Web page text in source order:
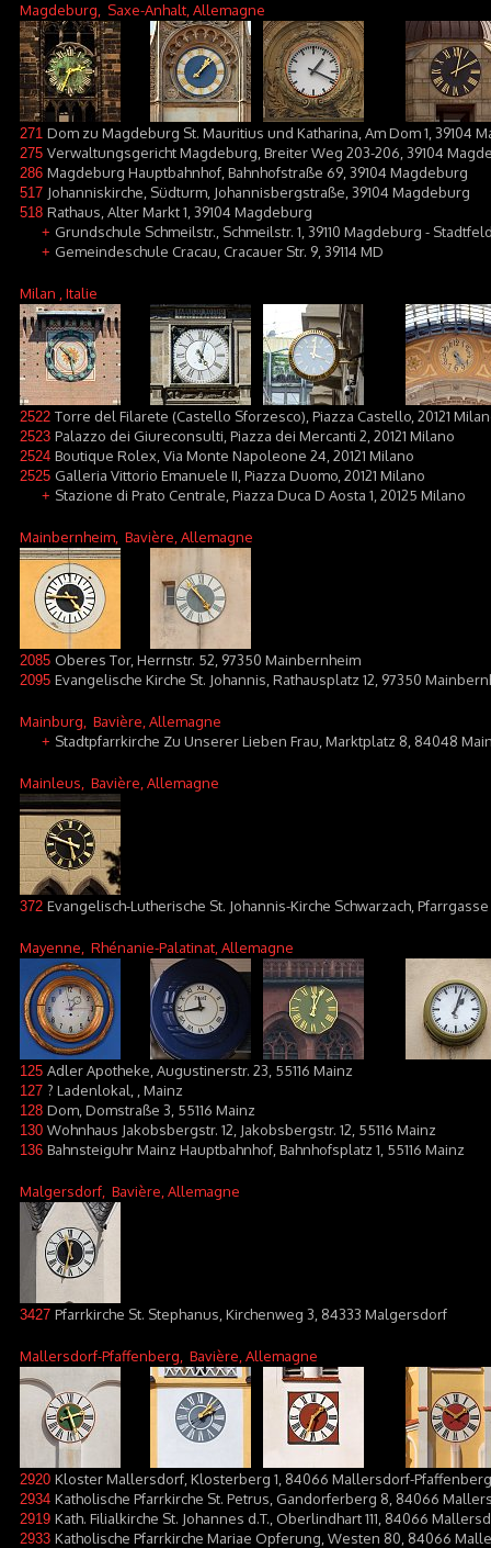
Magdeburg , Saxe-Anhalt, Allemagne
271 Dom zu Magdeburg St. Mauritius und Katharina, Am Dom 1, 39104
275 Verwaltungsgericht Magdeburg, Breiter Weg 203-206, 39104
286 Magdeburg Hauptbahnhof, Bahnhofstraße 69, 39104 Magdeburg
517 Johanniskirche, Südturm, Johannisbergstraße, 39104 Magdeburg
518 Rathaus, Alter Markt 1, 39104 Magdeburg
+ Grundschule Schmeilstr., Schmeilstr. 1, 39110 Magdeburg -
+ Gemeindeschule Cracau, Cracauer Str. 9, 39114 MD
Milan , Italie
2522 Torre del Filarete (Castello Sforzesco), Piazza Castello, 20121
2523 Palazzo dei Giureconsulti, Piazza dei Mercanti 2, 20121 Milano
2524 Boutique Rolex, Via Monte Napoleone 24, 20121 Milano
2525 Galleria Vittorio Emanuele II, Piazza Duomo, 20121 Milano
+ Stazione di Prato Centrale, Piazza Duca D Aosta 1, 20125 Milano
Mainbernheim , Bavière, Allemagne
2085 Oberes Tor, Herrnstr. 52, 97350 Mainbernheim
2095 Evangelische Kirche St. Johannis, Rathausplatz 12, 97350
Mainburg , Bavière, Allemagne
+ Stadtpfarrkirche Zu Unserer Lieben Frau, Marktplatz 8, 84048
Mainleus , Bavière, Allemagne
372 Evangelisch-Lutherische St. Johannis-Kirche Schwarzach,
Mayenne , Rhénanie-Palatinat, Allemagne
125 Adler Apotheke, Augustinerstr. 23, 55116 Mainz
127 ? Ladenlokal, , Mainz
128 Dom, Domstraße 3, 55116 Mainz
130 Wohnhaus Jakobsbergstr. 12, Jakobsbergstr. 12, 55116 Mainz
136 Bahnsteiguhr Mainz Hauptbahnhof, Bahnhofsplatz 1, 55116 Mainz
Malgersdorf , Bavière, Allemagne
3427 Pfarrkirche St. Stephanus, Kirchenweg 3, 84333 Malgersdorf
Mallersdorf-Pfaffenberg , Bavière, Allemagne
2920 Kloster Mallersdorf, Klosterberg 1, 84066 Mallersdorf-Pfaffenberg
2934 Katholische Pfarrkirche St. Petrus, Gandorferberg 8, 84066
2919 Kath. Filialkirche St. Johannes d.T., Oberlindhart 111, 84066
2933 Katholische Pfarrkirche Mariae Opferung, Westen 80, 84066